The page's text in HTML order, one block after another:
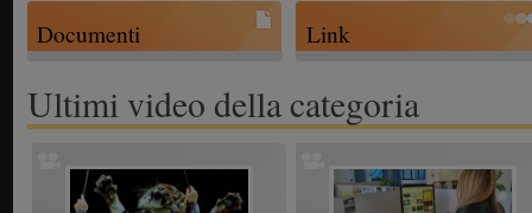
Documenti Link
Ultimi video della categoria